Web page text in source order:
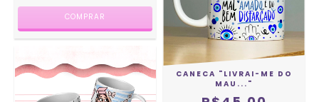
CANECA "LIVRAI-ME DO
MAU..."